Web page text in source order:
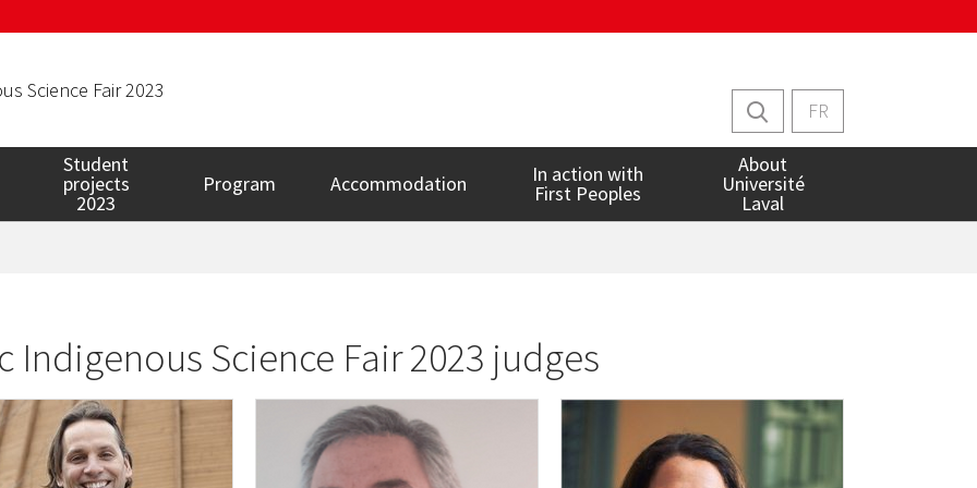
Science Fair 2023
FR
Student
projects
2023
Program Accommodation In action with
First Peoples
About
Université
Laval
Indigenous Science Fair 2023 judges